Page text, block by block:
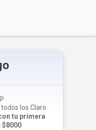
los Claro
tu primera